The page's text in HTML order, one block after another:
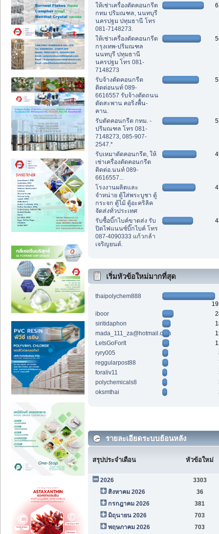
ให้เช่าเครื่องตัดคอนกรีต
กทม ปริมณฑล, นนทบุรี
นครปฐม ปทุมธานี โทร
081-7148273.
ให้เช่าเครื่องตัดคอนกรีต
กรุงเทพ-ปริมณฑล
นนทบุรี ปทุมธานี
นครปฐม โทร 081-
7148273
รับจ้างตัดคอนกรีต
ติดต่อนนท์ 089-
6616557 รับจ้างตัดถนน
ตัดสะพาน คอริ่งพื้น-
คาน.
รับตัดคอนกรีต กทม. -
ปริมณฑล โทร 081-
7148273, 085-907-
2547.*
รับเหมาตัดคอนกรีต, ให้
เช่าเครื่องตัดคอนกรีต
ติดต่อ.นนท์ 089-
6616557...
โรงงานผลิตและ
จำหน่าย ตู้ใส่พระบูชา ตู้
กระจก ตู้ไม้ ตู้อะคริลิค
จัดส่งทั่วประเทศ
รับซื้อบิ๊กไบค์ขาดส่ง รับ
ปิดไฟแนนซ์บิ๊กไบค์ โทร
087-4090333 แก้วกล้า
เจริญยนต์.
เริ่มหัวข้อใหม่มากที่สุด
thaipolychem888
iboor
siritidaphon
mada_111_za@hotmail.com
LetsGoForIt
ryry005
reggularpost88
foraliv11
polychemicals8
oksmthai
รายละเอียดระบบย้อนหลัง
สรุปประจำเดือน หัวข้อใหม่
2026
3303
สิงหาคม 2026
36
กรกฎาคม 2026
381
มิถุนายน 2026
703
พฤษภาคม 2026
703